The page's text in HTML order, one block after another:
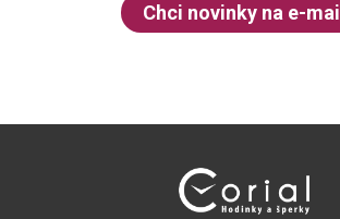
Chci novinky na e-mail